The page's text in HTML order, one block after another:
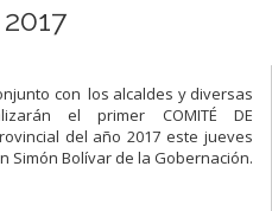
con los alcaldes y diversas
el primer COMITÉ DE
provincial del año 2017 este jueves
Simón Bolívar de la Gobernación.